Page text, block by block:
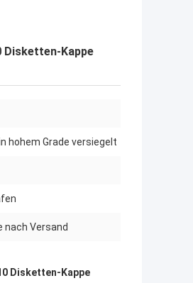
Disketten-Kappe
hohem Grade versiegelt
nach Versand
Disketten-Kappe